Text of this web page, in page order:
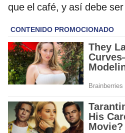
que el café, y así debe